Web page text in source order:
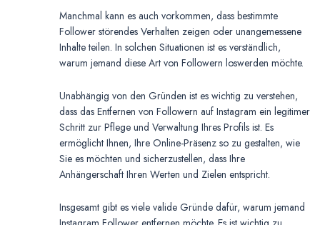
Manchmal kann es auch vorkommen, dass bestimmte
Follower störendes Verhalten zeigen oder unangemessene
Inhalte teilen. In solchen Situationen ist es verständlich,
warum jemand diese Art von Followern loswerden möchte.
Unabhängig von den Gründen ist es wichtig zu verstehen,
dass das Entfernen von Followern auf Instagram ein legitimer
Schritt zur Pflege und Verwaltung Ihres Profils ist. Es
ermöglicht Ihnen, Ihre Online-Präsenz so zu gestalten, wie
Sie es möchten und sicherzustellen, dass Ihre
Anhängerschaft Ihren Werten und Zielen entspricht.
Insgesamt gibt es viele valide Gründe dafür, warum jemand